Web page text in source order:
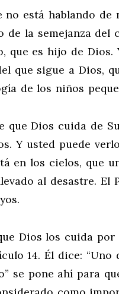
no está hablando
de la semejanza
que es hijo de
que sigue a Dios,
de los niños
que Dios cuida de
Y usted puede
en los cielos, que
al desastre. El
Dios los cuida
14. Él dice:
se pone ahí para